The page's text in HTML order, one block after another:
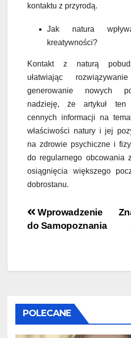
kontaktu z przyrodą.
Jak natura
kreatywności?
Kontakt z naturą
ułatwiając
generowanie nowych
nadzieję, że artykuł ten
cennych informacji na
właściwości natury i jej
na zdrowie psychiczne i
do regularnego obcowania
osiągnięcia większego
dobrostanu.
Nawigacja
wpisu
Wprowadzenie
do Samopoznania
POLECANE